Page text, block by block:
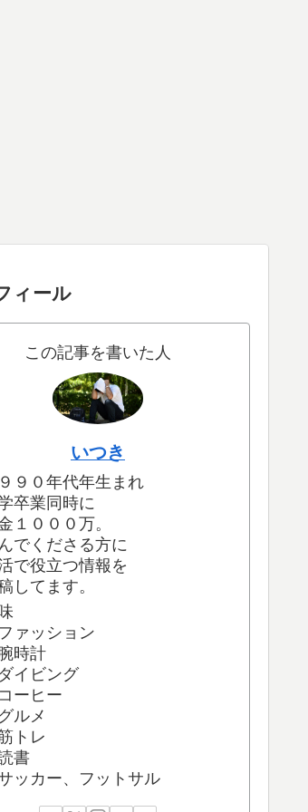
ィール
この記事を書いた人
いつき
９０年代年生まれ
卒業同時に
１０００万。
でくださる方に
で役立つ情報を
してます。
ァッション
時計
イビング
ーヒー
ルメ
トレ
書
ッカー、フットサル